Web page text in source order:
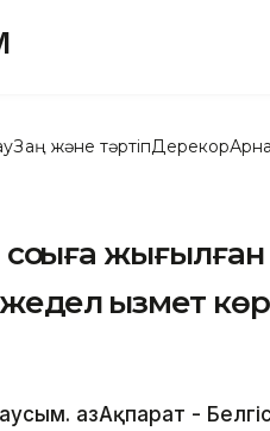
Заң және тәртіпДерекқор
қызмет
ҚазАқпарат -